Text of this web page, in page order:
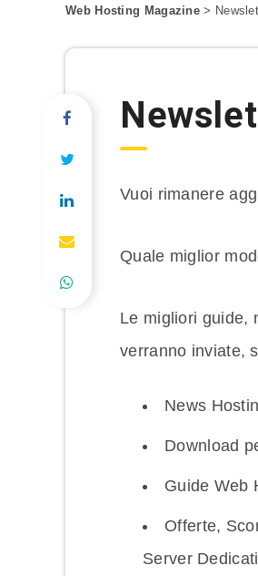
Web Hosting Magazine >
Vuoi rimanere
Quale miglior
Le migliori guide,
verranno inviate,
News
Download
Guide Web
Offerte,
Server